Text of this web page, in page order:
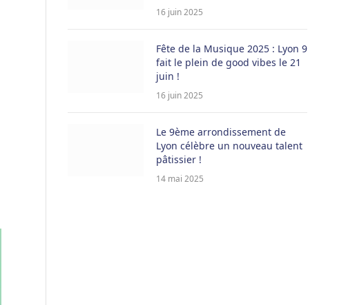
16 juin 2025
Fête de la Musique 2025 : Lyon 9
fait le plein de good vibes le 21
juin !
16 juin 2025
Le 9ème arrondissement de
Lyon célèbre un nouveau talent
pâtissier !
14 mai 2025